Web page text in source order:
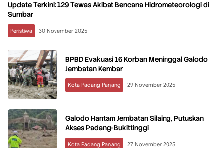
Update Terkini: 129 Tewas Akibat Bencana Hidrometeorologi di
Sumbar
Peristiwa 30 November 2025
BPBD Evakuasi 16 Korban Meninggal Galodo
Jembatan Kembar
Kota Padang Panjang 29 November 2025
Galodo Hantam Jembatan Silaing, Putuskan
Akses Padang-Bukittinggi
Kota Padang Panjang 27 November 2025